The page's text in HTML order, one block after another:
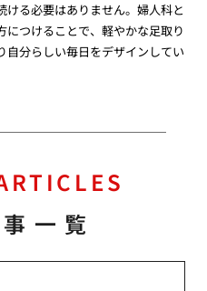
る必要はありません。婦人科と
つけることで、軽やかな足取り
自分らしい毎日をデザインしてい
一覧